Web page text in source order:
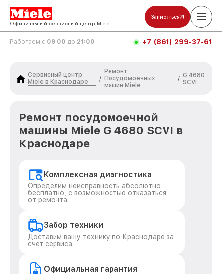
Официальный сервисный центр Miele
Записаться
Работаем с 09:00 до 21:00 +7 (861) 299-37-61
Сервисный центр
Miele в Краснодаре
/
Ремонт
Посудомоечных
машин Miele
/ G 4680
SCVI
Ремонт посудомоечной
машины Miele G 4680 SCVI в
Краснодаре
Комплексная диагностика
Определим неисправность абсолютно
бесплатно, с возможностью отказаться
от ремонта.
Забор техники
Доставим вашу технику по Краснодаре за
счет сервиса.
Официальная гарантия